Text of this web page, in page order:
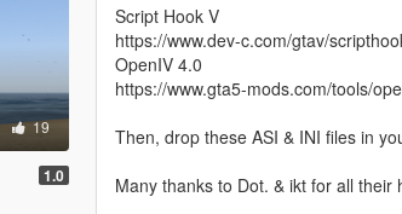
19
1.0
Script Hook V
https://www.dev-c.com/gtav/
OpenIV 4.0
https://www.gta5-mods.com/tools/
Then, drop these ASI & INI files in
Many thanks to Dot. & ikt for all their